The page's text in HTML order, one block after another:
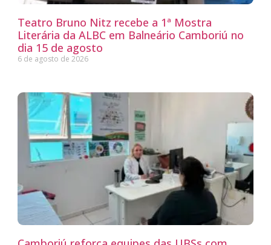
Teatro Bruno Nitz recebe a 1ª Mostra
Literária da ALBC em Balneário Camboriú no
dia 15 de agosto
6 de agosto de 2026